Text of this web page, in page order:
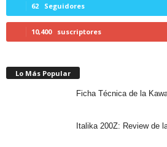
62 Seguidores
10,400 suscriptores
Lo Más Popular
Ficha Técnica de la
Italika 200Z: Review de